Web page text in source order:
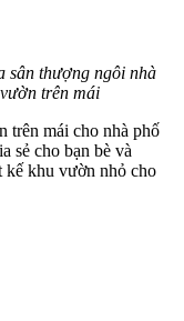
sân thượng ngôi nhà
trên mái
trên mái cho nhà phố
sẻ cho bạn bè và
kế khu vườn nhỏ cho